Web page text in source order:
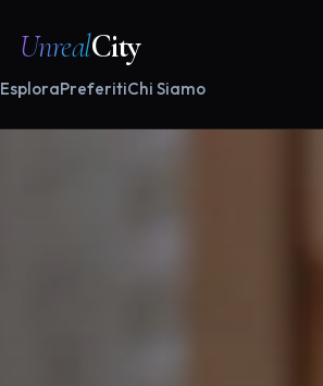
UnrealCity
EsploraPreferitiChi Siamo